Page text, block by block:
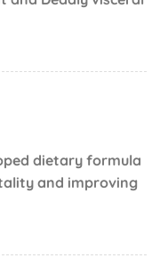
dietary formula
and improving